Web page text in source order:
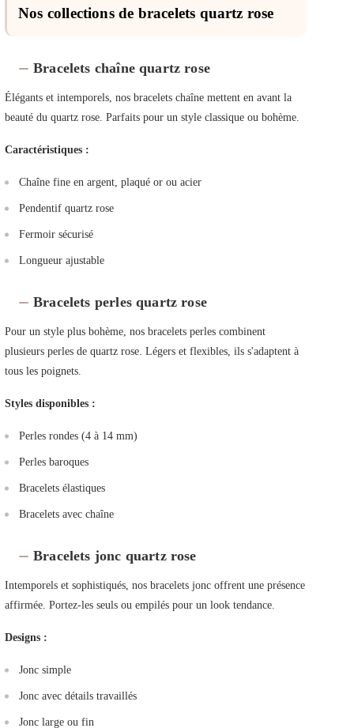
Nos collections de bracelets quartz rose
Bracelets chaîne quartz rose
Élégants et intemporels, nos bracelets chaîne mettent en avant la
beauté du quartz rose. Parfaits pour un style classique ou bohème.
Caractéristiques :
Chaîne fine en argent, plaqué or ou acier
Pendentif quartz rose
Fermoir sécurisé
Longueur ajustable
Bracelets perles quartz rose
Pour un style plus bohème, nos bracelets perles combinent
plusieurs perles de quartz rose. Légers et flexibles, ils s'adaptent à
tous les poignets.
Styles disponibles :
Perles rondes (4 à 14 mm)
Perles baroques
Bracelets élastiques
Bracelets avec chaîne
Bracelets jonc quartz rose
Intemporels et sophistiqués, nos bracelets jonc offrent une présence
affirmée. Portez-les seuls ou empilés pour un look tendance.
Designs :
Jonc simple
Jonc avec détails travaillés
Jonc large ou fin